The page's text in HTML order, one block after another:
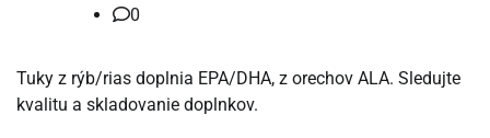
0
Tuky z rýb/rias doplnia EPA/DHA, z orechov ALA. Sledujte
kvalitu a skladovanie doplnkov.